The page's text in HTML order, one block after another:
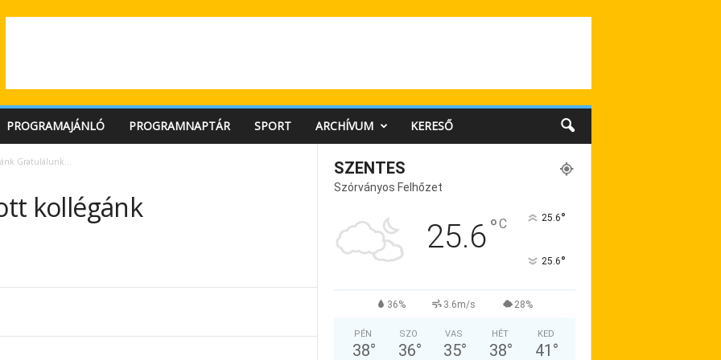
PROGRAMAJÁNLÓ PROGRAMNAPTÁR SPORT ARCHÍVUM KERESŐ
Gratulálunk…
kollégánk
SZENTES
Szórványos Felhőzet
25.6°C 25.6°
25.6°
36% 3.6m/s 28%
PÉN
38°
SZO
36°
VAS
35°
HÉT
38°
KED
41 °